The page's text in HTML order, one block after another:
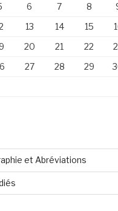
6 7 8
13 14 15
20 21 22
27 28 29
et Abréviations